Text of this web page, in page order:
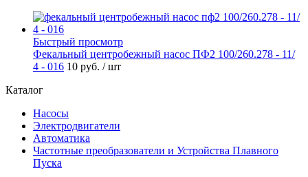
Быстрый просмотр
Фекальный центробежный насос ПФ2 100/260.278 - 11/
4 - 016 10 руб. / шт
Каталог
Насосы
Электродвигатели
Автоматика
Частотные преобразователи и Устройства Плавного
Пуска